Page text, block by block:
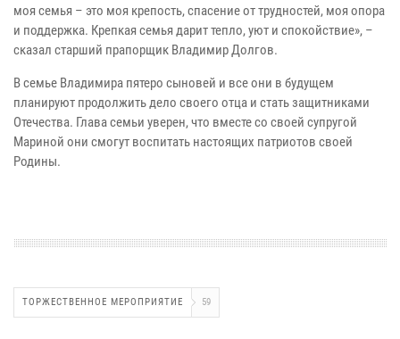
моя семья – это моя крепость, спасение от трудностей, моя опора
и поддержка. Крепкая семья дарит тепло, уют и спокойствие», –
сказал старший прапорщик Владимир Долгов.
В семье Владимира пятеро сыновей и все они в будущем
планируют продолжить дело своего отца и стать защитниками
Отечества. Глава семьи уверен, что вместе со своей супругой
Мариной они смогут воспитать настоящих патриотов своей
Родины.
ТОРЖЕСТВЕННОЕ МЕРОПРИЯТИЕ 59